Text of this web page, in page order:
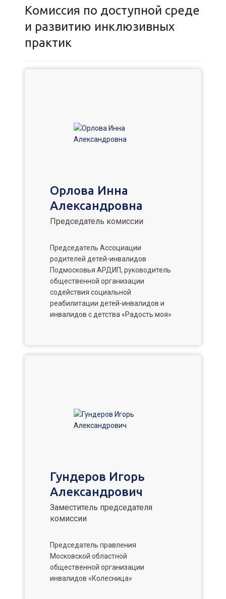
Комиссия по доступной среде
и развитию инклюзивных
практик
Орлова Инна
Александровна
Председатель комиссии
Председатель Ассоциации
родителей детей-инвалидов
Подмосковья АРДИП, руководитель
общественной организации
содействия социальной
реабилитации детей-инвалидов и
инвалидов с детства «Радость моя»
Гундеров Игорь
Александрович
Заместитель председателя
комиссии
Председатель правления
Московской областной
общественной организации
инвалидов «Колесница»